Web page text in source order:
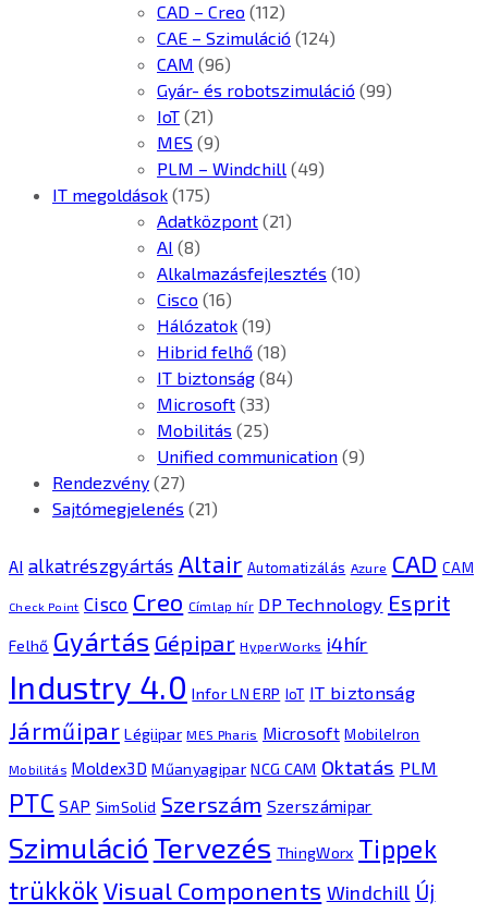
CAD – Creo (112)
CAE – Szimuláció (124)
CAM (96)
Gyár- és robotszimuláció (99)
IoT (21)
MES (9)
PLM – Windchill (49)
IT megoldások (175)
Adatközpont (21)
AI (8)
Alkalmazásfejlesztés (10)
Cisco (16)
Hálózatok (19)
Hibrid felhő (18)
IT biztonság (84)
Microsoft (33)
Mobilitás (25)
Unified communication (9)
Rendezvény (27)
Sajtómegjelenés (21)
AI alkatrészgyártás Altair Automatizálás Azure CAD CAM
Check Point Cisco Creo Címlap hír DP Technology Esprit
Felhő Gyártás Gépipar HyperWorks i4hír
Industry 4.0 Infor LN ERP IoT IT biztonság
Járműipar Légiipar MES Pharis Microsoft MobileIron
Mobilitás Moldex3D Műanyagipar NCG CAM Oktatás PLM
PTC SAP SimSolid Szerszám Szerszámipar
Szimuláció Tervezés ThingWorx Tippek
trükkök Visual Components Windchill Új